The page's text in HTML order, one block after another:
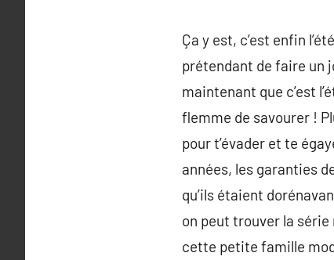
Ça y est, c’est enfin
prétendant de faire un
maintenant que c’est
flemme de savourer !
pour t’évader et te
années, les garanties
qu’ils étaient
on peut trouver la
cette petite famille